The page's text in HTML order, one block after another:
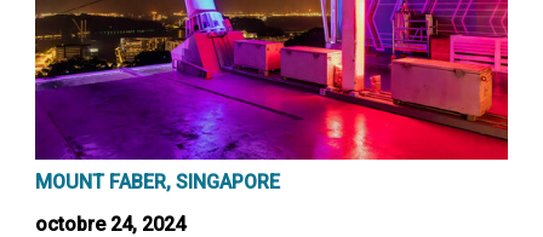
MOUNT FABER, SINGAPORE
octobre 24, 2024